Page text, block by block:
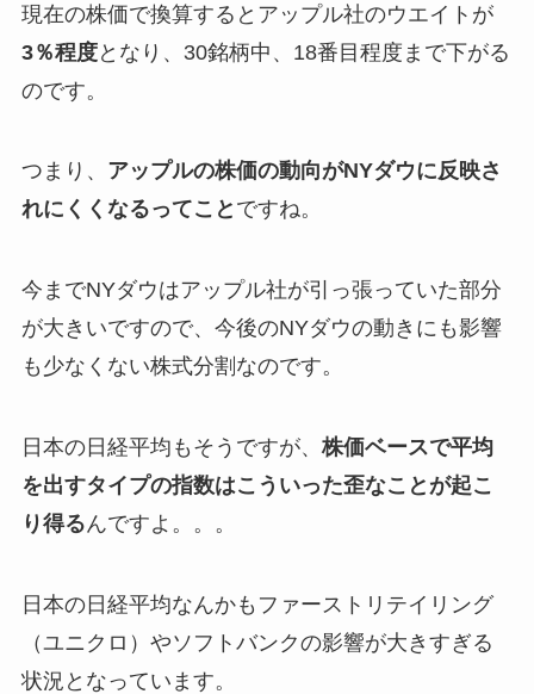
現在の株価で換算するとアップル社のウエイトが
3％程度となり、30銘柄中、18番目程度まで下がる
のです。
つまり、 アップルの株価の動向がNYダウに反映さ
れにくくなるってこと ですね。
今までNYダウはアップル社が引っ張っていた部分
が大きいですので、今後のNYダウの動きにも影響
も少なくない株式分割なのです。
日本の日経平均もそうですが、 株価ベースで平均
を出すタイプの指数はこういった歪なことが起こ
り得るんですよ。。。
日本の日経平均なんかもファーストリテイリング
（ユニクロ）やソフトバンクの影響が大きすぎる
状況となっています。